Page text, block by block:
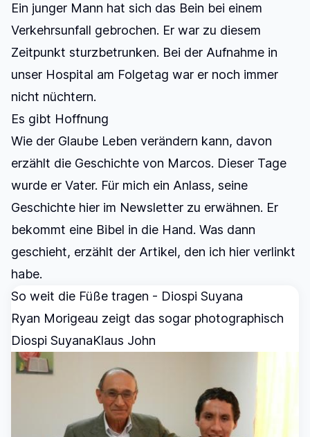
Ein junger Mann hat sich das Bein bei einem
Verkehrsunfall gebrochen. Er war zu diesem
Zeitpunkt sturzbetrunken. Bei der Aufnahme in
unser Hospital am Folgetag war er noch immer
nicht nüchtern.
Es gibt Hoffnung
Wie der Glaube Leben verändern kann, davon
erzählt die Geschichte von Marcos. Dieser Tage
wurde er Vater. Für mich ein Anlass, seine
Geschichte hier im Newsletter zu erwähnen. Er
bekommt eine Bibel in die Hand. Was dann
geschieht, erzählt der Artikel, den ich hier verlinkt
habe.
So weit die Füße tragen - Diospi Suyana
Ryan Morigeau zeigt das sogar photographisch
Diospi SuyanaKlaus John